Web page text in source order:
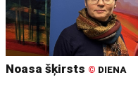
Noasa šķirsts © DIENA